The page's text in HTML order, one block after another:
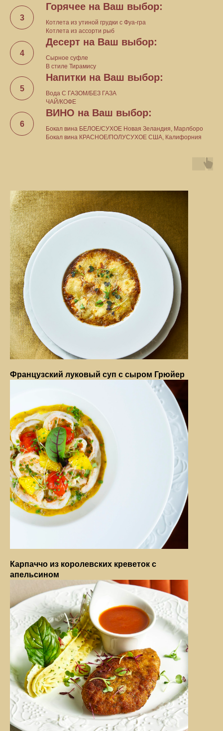
Горячее на Ваш выбор:
Котлета из утиной грудки с Фуа-гра
Котлета из ассорти рыб
Десерт на Ваш выбор:
Сырное суфле
В стиле Тирамису
Напитки на Ваш выбор:
Вода С ГАЗОМ/БЕЗ ГАЗА
ЧАЙ/КОФЕ
ВИНО на Ваш выбор:
Бокал вина БЕЛОЕ/СУХОЕ Новая Зеландия, Марлборо
Бокал вина КРАСНОЕ/ПОЛУСУХОЕ США, Калифорния
Французский луковый суп с сыром Грюйер
Карпаччо из королевских креветок с
апельсином